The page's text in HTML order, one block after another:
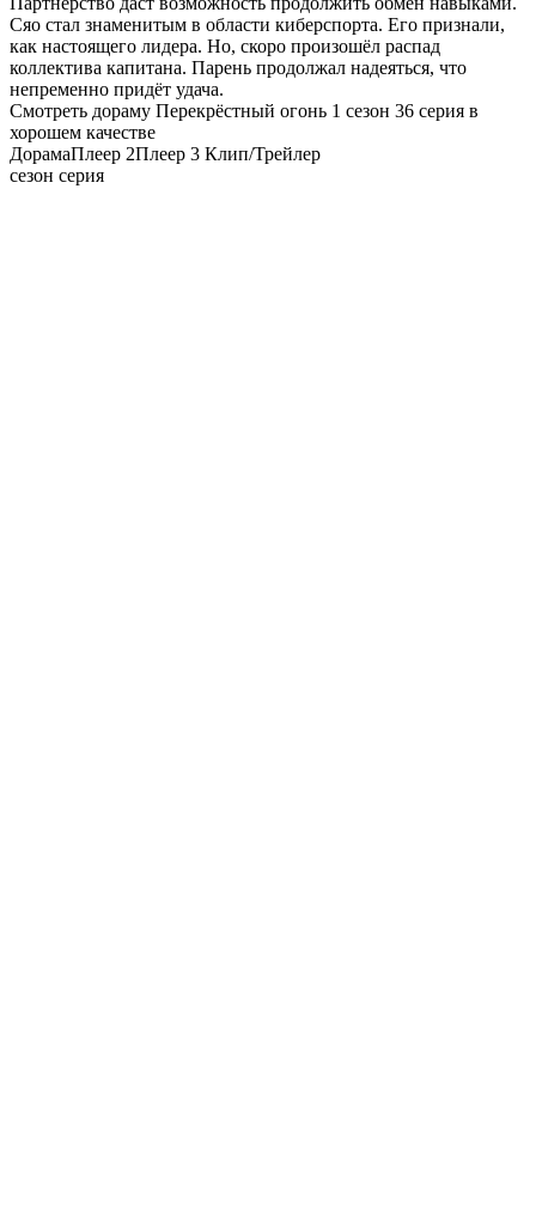
Сяо стал знаменитым в области киберспорта. Его признали,
как настоящего лидера. Но, скоро произошёл распад
коллектива капитана. Парень продолжал надеяться, что
непременно придёт удача.
Смотреть дораму Перекрёстный огонь 1 сезон 36 серия в
хорошем качестве
ДорамаПлеер 2Плеер 3 Клип/Трейлер
сезон серия